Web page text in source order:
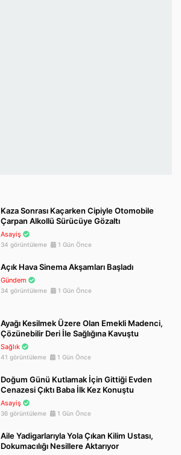
Kaza Sonrası Kaçarken Cipiyle Otomobile
Çarpan Alkollü Sürücüye Gözaltı
Asayiş
34 görüntüleme 1 Gün Önce
Açık Hava Sinema Akşamları Başladı
Gündem
34 görüntüleme 1 Gün Önce
Ayağı Kesilmek Üzere Olan Emekli Madenci,
Çözünebilir Deri İle Sağlığına Kavuştu
Sağlık
41 görüntüleme 1 Gün Önce
Doğum Günü Kutlamak İçin Gittiği Evden
Cenazesi Çıktı Baba İlk Kez Konuştu
Asayiş
36 görüntüleme 1 Gün Önce
Aile Yadigarlarıyla Yola Çıkan Kilim Ustası,
Dokumacılığı Nesillere Aktarıyor